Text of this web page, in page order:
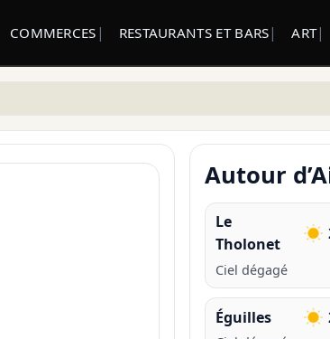
COMMERCES RESTAURANTS ET BARS ART
Autour
Le
Tholonet
Ciel dégagé
Éguilles